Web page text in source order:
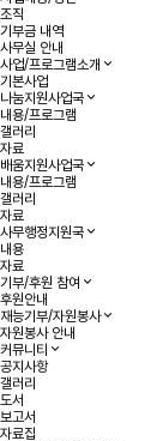
조직
기부금 내역
사무실 안내
사업/프로그램소개
기본사업
나눔지원사업국
내용/프로그램
갤러리
자료
배움지원사업국
내용/프로그램
갤러리
자료
사무행정지원국
내용
자료
기부/후원 참여
후원안내
재능기부/자원봉사
자원봉사 안내
커뮤니티
공지사항
갤러리
도서
보고서
자료집